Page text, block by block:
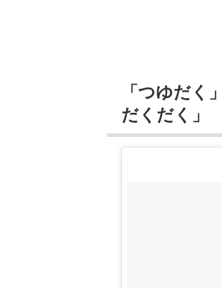
「つゆだく
だくだく」